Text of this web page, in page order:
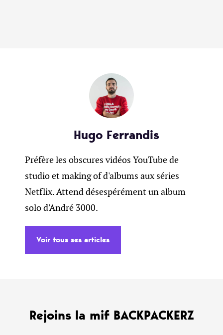
Hugo Ferrandis
Préfère les obscures vidéos YouTube de
studio et making of d'albums aux séries
Netflix. Attend désespérément un album
solo d'André 3000.
Voir tous ses articles
Rejoins la mif BACKPACKERZ